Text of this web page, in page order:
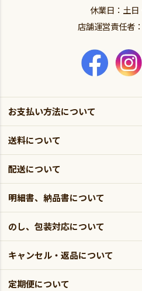
休業日：土日
店舗運営責任者
お支払い方法について
送料について
配送について
明細書、納品書について
のし、包装対応について
キャンセル・返品について
定期便について